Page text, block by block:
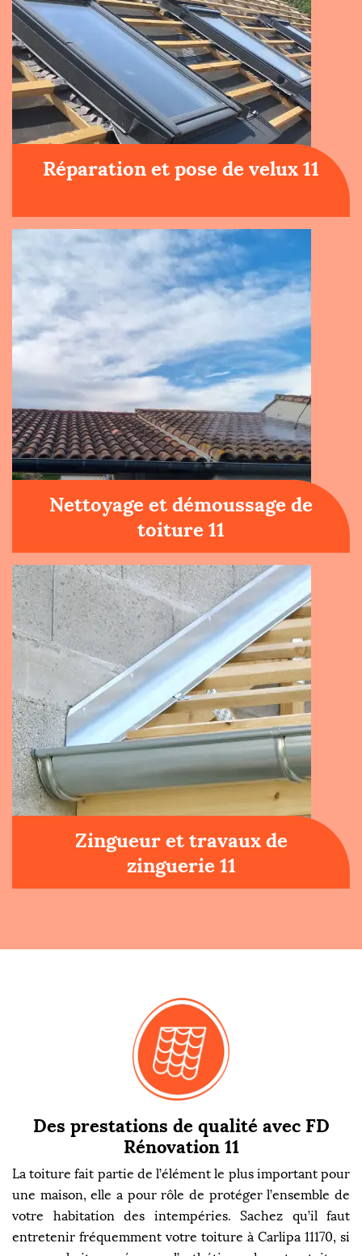
Réparation et pose de velux 11
Nettoyage et démoussage de
toiture 11
Zingueur et travaux de
zinguerie 11
Des prestations de qualité avec FD
Rénovation 11
La toiture fait partie de l’élément le plus important pour
une maison, elle a pour rôle de protéger l’ensemble de
votre habitation des intempéries. Sachez qu’il faut
entretenir fréquemment votre toiture à Carlipa 11170, si